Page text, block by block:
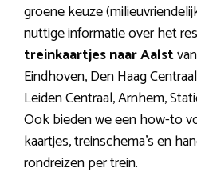
groene keuze
nuttige informatie over het
treinkaartjes naar Aalst
Eindhoven, Den Haag
Leiden Centraal, Arnhem,
Ook bieden we een how-to
kaartjes, treinschema’s en
rondreizen per trein.